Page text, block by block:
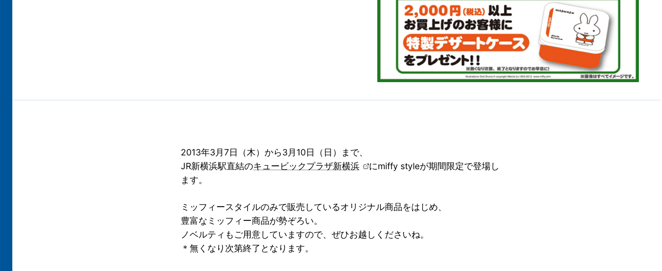
2013年3月7日（木）から3月10日（日）まで、
JR新横浜駅直結のキュービックプラザ新横浜
にmiffy styleが期間限定で登場し
ます。
ミッフィースタイルのみで販売しているオリジナル商品をはじめ、
豊富なミッフィー商品が勢ぞろい。
ノベルティもご用意していますので、ぜひお越しくださいね。
＊無くなり次第終了となります。